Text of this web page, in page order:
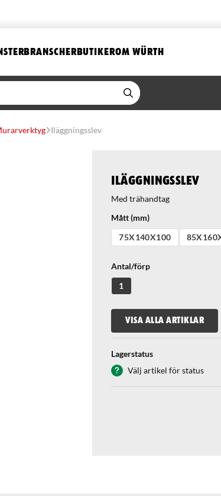
BRANSCHERBUTIKEROM WÜRTH
Iläggningsslev
Iläggningsslev
Med trähandtag
Mått (mm)
75X140X100
Antal/förp
1
VISA ALLA ARTIKLAR
Lagerstatus
Välj artikel för status